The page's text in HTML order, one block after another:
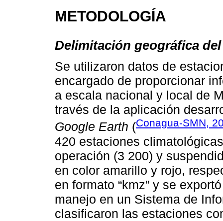
METODOLOGÍA
Delimitación geográfica
Se utilizaron datos de
encargado de proporcionar
a escala nacional y local de
través de la aplicación
Google Earth (Conagua-SMN,
420 estaciones
operación (3 200) y
en color amarillo y rojo,
en formato “kmz” y se
manejo en un Sistema de
clasificaron las estaciones